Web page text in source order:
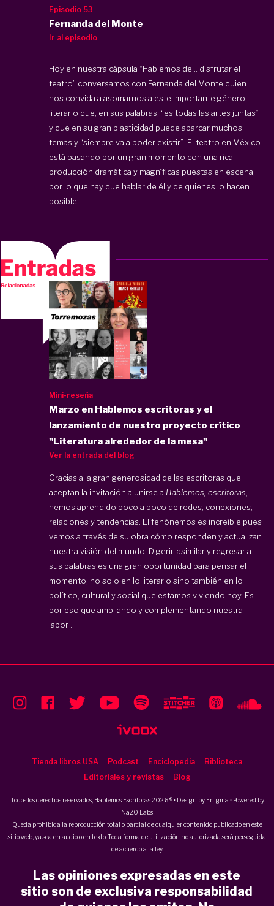
Episodio 53
Fernanda del Monte
Ir al episodio
Hoy en nuestra cápsula “Hablemos de… disfrutar el
teatro” conversamos con Fernanda del Monte quien
nos convida a asomarnos a este importante género
literario que, en sus palabras, “es todas las artes juntas”
y que en su gran plasticidad puede abarcar muchos
temas y “siempre va a poder existir”. El teatro en México
está pasando por un gran momento con una rica
producción dramática y magníficas puestas en escena,
por lo que hay que hablar de él y de quienes lo hacen
posible.
Mini-reseña
Marzo en Hablemos escritoras y el
lanzamiento de nuestro proyecto crítico
"Literatura alrededor de la mesa"
Ver la entrada del blog
Gracias a la gran generosidad de las escritoras que
aceptan la invitación a unirse a Hablemos, escritoras
hemos aprendido poco a poco de redes, conexiones,
relaciones y tendencias. El fenónemos es increíble pues
vemos a través de su obra cómo responden y actualizan
nuestra visión del mundo. Digerir, asimilar y regresar a
sus palabras es una gran oportunidad para pensar el
momento, no solo en lo literario sino también en lo
político, cultural y social que estamos viviendo hoy. Es
por eso que ampliando y complementando nuestra
labor ...
Tienda libros USA Podcast Enciclopedia
Biblioteca
Editoriales y revistas
Blog
Todos los derechos reservados, Hablemos Escritoras 2026 ® • Design by Enigma • Powered by
NaZO Labs
Queda prohibida la reproducción total o parcial de cualquier contenido publicado en este
sitio web, ya sea en audio o en texto. Toda forma de utilización no autorizada será perseguida
de acuerdo a la ley.
Las opiniones expresadas en este
sitio son de exclusiva responsabilidad